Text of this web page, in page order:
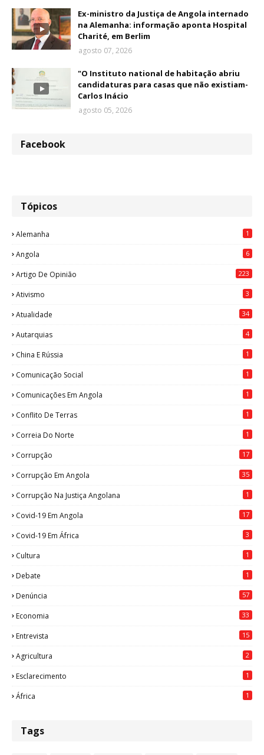
Ex-ministro da Justiça de Angola internado
na Alemanha: informação aponta Hospital
Charité, em Berlim
agosto 07, 2026
"O Instituto national de habitação abriu
candidaturas para casas que não existiam-
Carlos Inácio
agosto 05, 2026
Facebook
Tópicos
Alemanha 1
Angola 6
Artigo De Opinião 223
Ativismo 3
Atualidade 34
Autarquias 4
China E Rússia 1
Comunicação Social 1
Comunicações Em Angola 1
Conflito De Terras 1
Correia Do Norte 1
Corrupção 17
Corrupção Em Angola 35
Corrupção Na Justiça Angolana 1
Covid-19 Em Angola 17
Covid-19 Em África 3
Cultura 1
Debate 1
Denúncia 57
Economia 33
Entrevista 15
Agricultura 2
Esclarecimento 1
África 1
Tags